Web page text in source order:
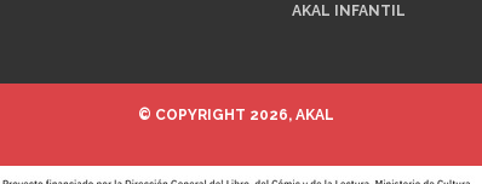
AKAL INFANTIL
© COPYRIGHT 2026, AKAL